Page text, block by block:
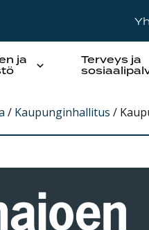
ja Terveys ja
/ Kaupunginhallitus /